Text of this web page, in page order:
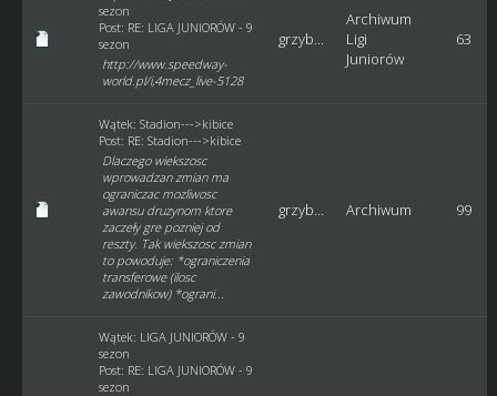
sezon
Post: RE: LIGA JUNIORÓW - 9
sezon
http://www.speedway-
world.pl/i,4mecz_live-5128
grzyb...
Archiwum
Ligi
Juniorów
63
Wątek: Stadion--->kibice
Post: RE: Stadion--->kibice
Dlaczego wiekszosc
wprowadzan zmian ma
ograniczac mozliwosc
awansu druzynom ktore
zaczeły gre pozniej od
reszty. Tak wiekszosc zmian
to powoduje: *ograniczenia
transferowe (ilosc
zawodnikow) *ograni...
grzyb... Archiwum 99
Wątek: LIGA JUNIORÓW - 9
sezon
Post: RE: LIGA JUNIORÓW - 9
sezon